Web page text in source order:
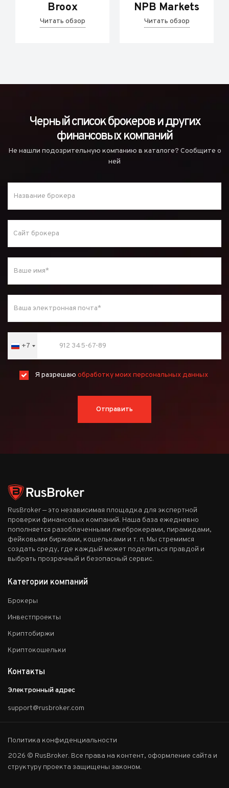
Broox
Читать обзор
NPB Markets
Читать обзор
Черный список брокеров и других
финансовых компаний
Не нашли подозрительную компанию в каталоге? Сообщите о
ней
Russia
+7
+7
Я разрешаю обработку моих персональных данных
Отправить
RusBroker — это независимая площадка для экспертной
проверки финансовых компаний. Наша база ежедневно
пополняется разоблаченными лжеброкерами, пирамидами,
фейковыми биржами, кошельками и т. п. Мы стремимся
создать среду, где каждый может поделиться правдой и
выбрать прозрачный и безопасный сервис.
Категории компаний
Брокеры
Инвестпроекты
Криптобиржи
Криптокошельки
Контакты
Электронный адрес
support@rusbroker.com
2026 © RusBroker. Все права на контент, оформление сайта и
структуру проекта защищены законом.
Политика конфиденциальности